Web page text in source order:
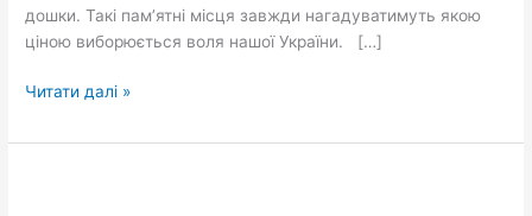
дошки. Такі пам’ятні місця завжди нагадуватимуть якою
ціною виборюється воля нашої України. […]
Читати далі »